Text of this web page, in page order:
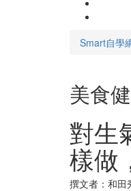
Smart自學
美食
對生
樣做
撰文者：和